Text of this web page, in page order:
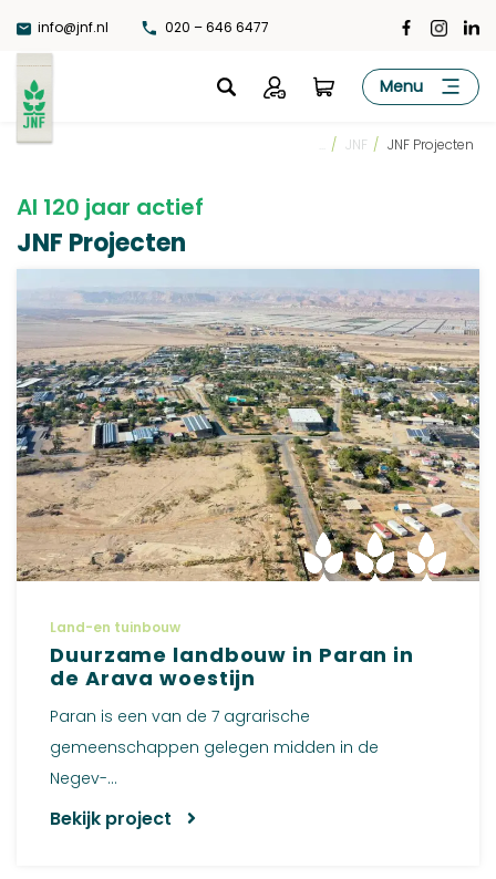
naar
de
inhoud
info@jnf.nl 020 – 646 6477
JNF Menu
/ JNF / JNF Projecten
Al 120 jaar actief
JNF Projecten
Land-en tuinbouw
Duurzame landbouw in Paran in
de Arava woestijn
Paran is een van de 7 agrarische
gemeenschappen gelegen midden in de
Negev-...
Bekijk project